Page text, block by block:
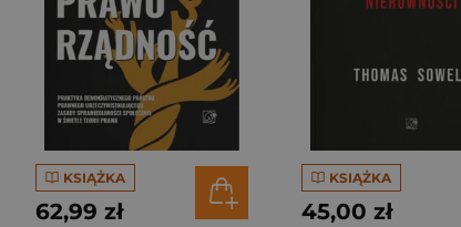
KSIĄŻKA
62,99 zł
KSIĄŻKA
45,00 zł